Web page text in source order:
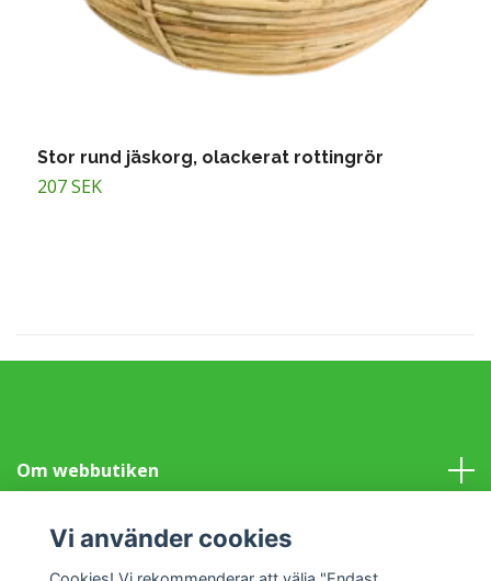
Stor rund jäskorg, olackerat rottingrör
207 SEK
Om webbutiken
Information
Vi använder cookies